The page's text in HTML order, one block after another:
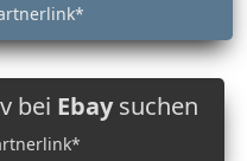
bei Ebaysuchen